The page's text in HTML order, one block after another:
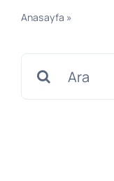
Anasayfa »